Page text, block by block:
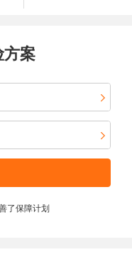
方案
了保障计划